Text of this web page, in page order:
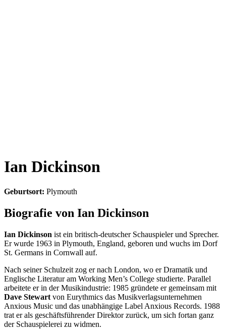
Ian Dickinson
Geburtsort: Plymouth
Biografie von Ian Dickinson
Ian Dickinson ist ein britisch-deutscher Schauspieler und Sprecher.
Er wurde 1963 in Plymouth, England, geboren und wuchs im Dorf
St. Germans in Cornwall auf.
Nach seiner Schulzeit zog er nach London, wo er Dramatik und
Englische Literatur am Working Men’s College studierte. Parallel
arbeitete er in der Musikindustrie: 1985 gründete er gemeinsam mit
Dave Stewart von Eurythmics das Musikverlagsunternehmen
Anxious Music und das unabhängige Label Anxious Records. 1988
trat er als geschäftsführender Direktor zurück, um sich fortan ganz
der Schauspielerei zu widmen.